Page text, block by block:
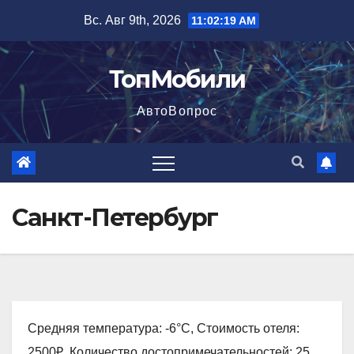
содержимому
Вс. Авг 9th, 2026 11:02:20 AM
ТопМобили
АвтоВопрос
Санкт-Петербург
Средняя температура: -6°C, Стоимость отеля: